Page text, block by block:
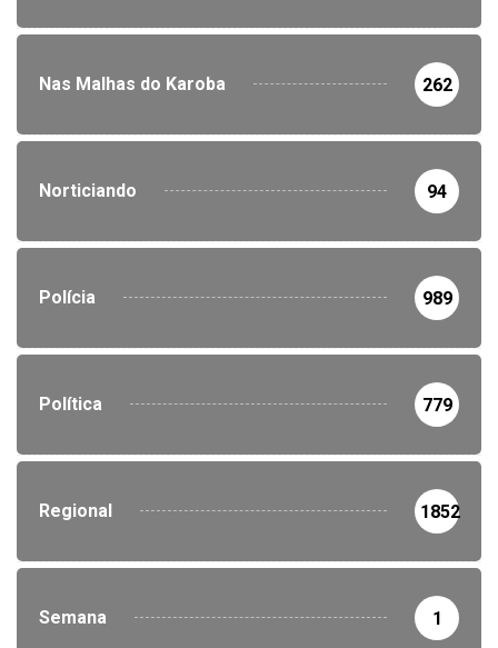
Nas Malhas do Karoba 262
Norticiando 94
Polícia 989
Política 779
Regional 1852
Semana 1